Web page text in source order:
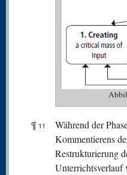
¶ 11
Während der
Kommentierens
Restrukturierung
Unterrichtsverlauf